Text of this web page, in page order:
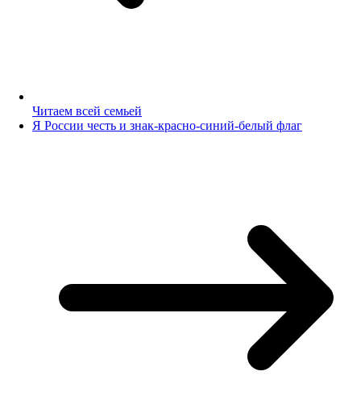
Читаем всей семьей
Я России честь и знак-красно-синий-белый флаг